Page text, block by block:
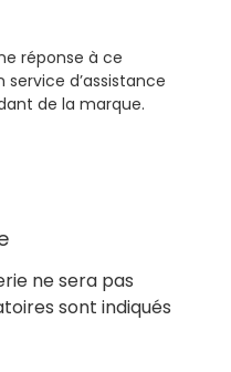
réponse à ce
d’assistance
de la marque.
ne sera pas
sont indiqués